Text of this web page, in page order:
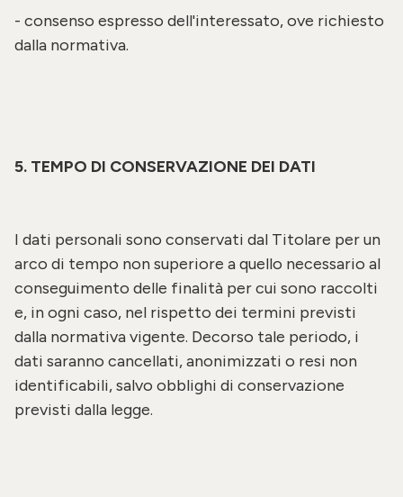
- consenso espresso dell'interessato, ove richiesto
dalla normativa.
5. TEMPO DI CONSERVAZIONE DEI DATI
I dati personali sono conservati dal Titolare per un
arco di tempo non superiore a quello necessario al
conseguimento delle finalità per cui sono raccolti
e, in ogni caso, nel rispetto dei termini previsti
dalla normativa vigente. Decorso tale periodo, i
dati saranno cancellati, anonimizzati o resi non
identificabili, salvo obblighi di conservazione
previsti dalla legge.